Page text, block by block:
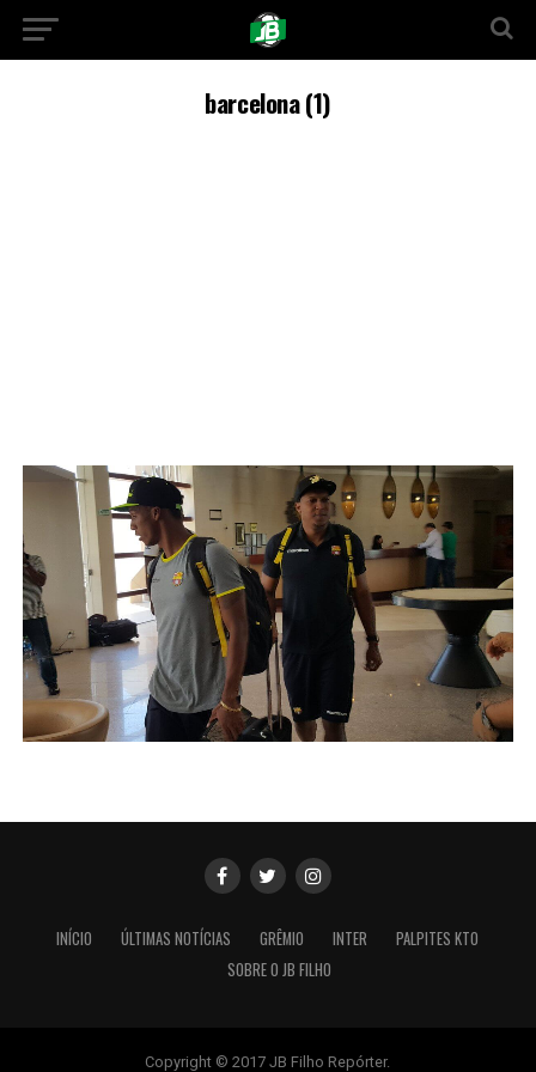
barcelona (1)
INÍCIO ÚLTIMAS NOTÍCIAS GRÊMIO INTER
PALPITES KTO
SOBRE O JB FILHO
Copyright © 2017 JB Filho Repórter.